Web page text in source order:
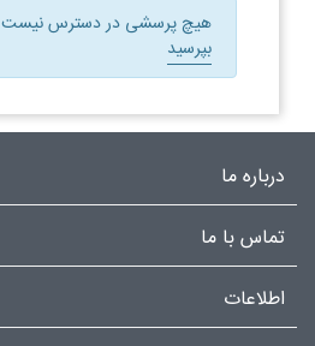
هیچ پرسشی در دسترس نیست
بپرسید
درباره ما
تماس با ما
اطلاعات